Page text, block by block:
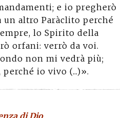
e io pregherò
un altro Paràclito perché
lo Spirito della
orfani: verrò da voi.
non mi vedrà più;
io vivo (...)».
di Dio